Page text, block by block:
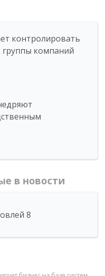
контролировать
группы компаний
в новости
8